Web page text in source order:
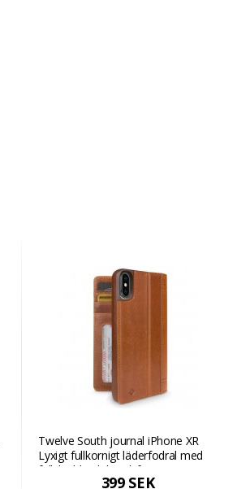
Twelve South journal iPhone XR
Lyxigt fullkornigt läderfodral med
fallskydd och handsfree-stativ -
Cognac Kognak399 SEK